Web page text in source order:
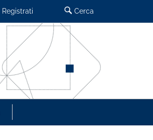
Cerca
Registrati